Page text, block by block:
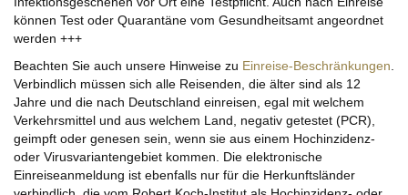
können Test oder Quarantäne vom Gesundheitsamt angeordnet
werden +++
Beachten Sie auch unsere Hinweise zu Einreise-Beschränkungen
Verbindlich müssen sich alle Reisenden, die älter sind als 12
Jahre und die nach Deutschland einreisen, egal mit welchem
Verkehrsmittel und aus welchem Land, negativ getestet (PCR),
geimpft oder genesen sein, wenn sie aus einem Hochinzidenz-
oder Virusvariantengebiet kommen. Die elektronische
Einreiseanmeldung ist ebenfalls nur für die Herkunftsländer